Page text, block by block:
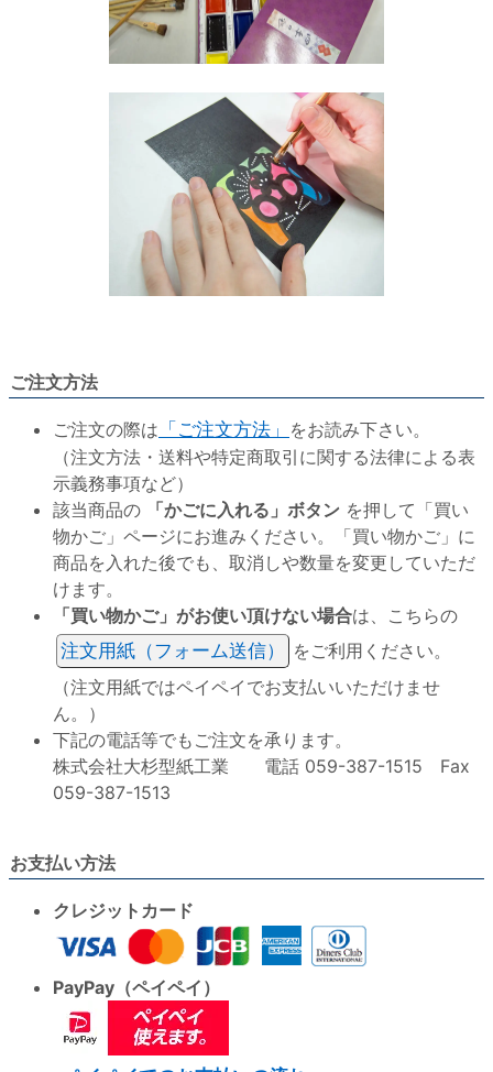
ご注文方法
ご注文の際は 「ご注文方法」 をお読み下さい。
（注文方法・送料や特定商取引に関する法律による表
示義務事項など）
該当商品の
「かごに入れる」ボタン を押して「買い
物かご」ページにお進みください。「買い物かご」に
商品を入れた後でも、取消しや数量を変更していただ
けます。
「買い物かご」がお使い頂けない場合は、こちらの
注文用紙（フォーム送信）
をご利用ください。
（注文用紙ではペイペイでお支払いいただけませ
ん。）
下記の電話等でもご注文を承ります。
株式会社大杉型紙工業 電話 059-387-1515 Fax
059-387-1513
お支払い方法
クレジットカード
PayPay（ペイペイ）